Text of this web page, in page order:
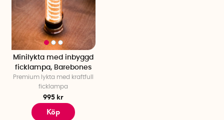
Minilykta med inbyggd
ficklampa, Barebones
Premium lykta med kraftfull
ficklampa
995 kr
Köp